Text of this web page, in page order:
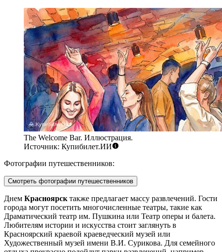
The Welcome Bar. Иллюстрация.
Источник: Купибилет.ИИ
Фотографии путешественников:
Смотреть фотографии путешественников
Днем Красноярск также предлагает массу развлечений. Гости
города могут посетить многочисленные театры, такие как
Драматический театр им. Пушкина или Театр оперы и балета.
Любителям истории и искусства стоит заглянуть в
Красноярский краевой краеведческий музей или
Художественный музей имени В.И. Сурикова. Для семейного